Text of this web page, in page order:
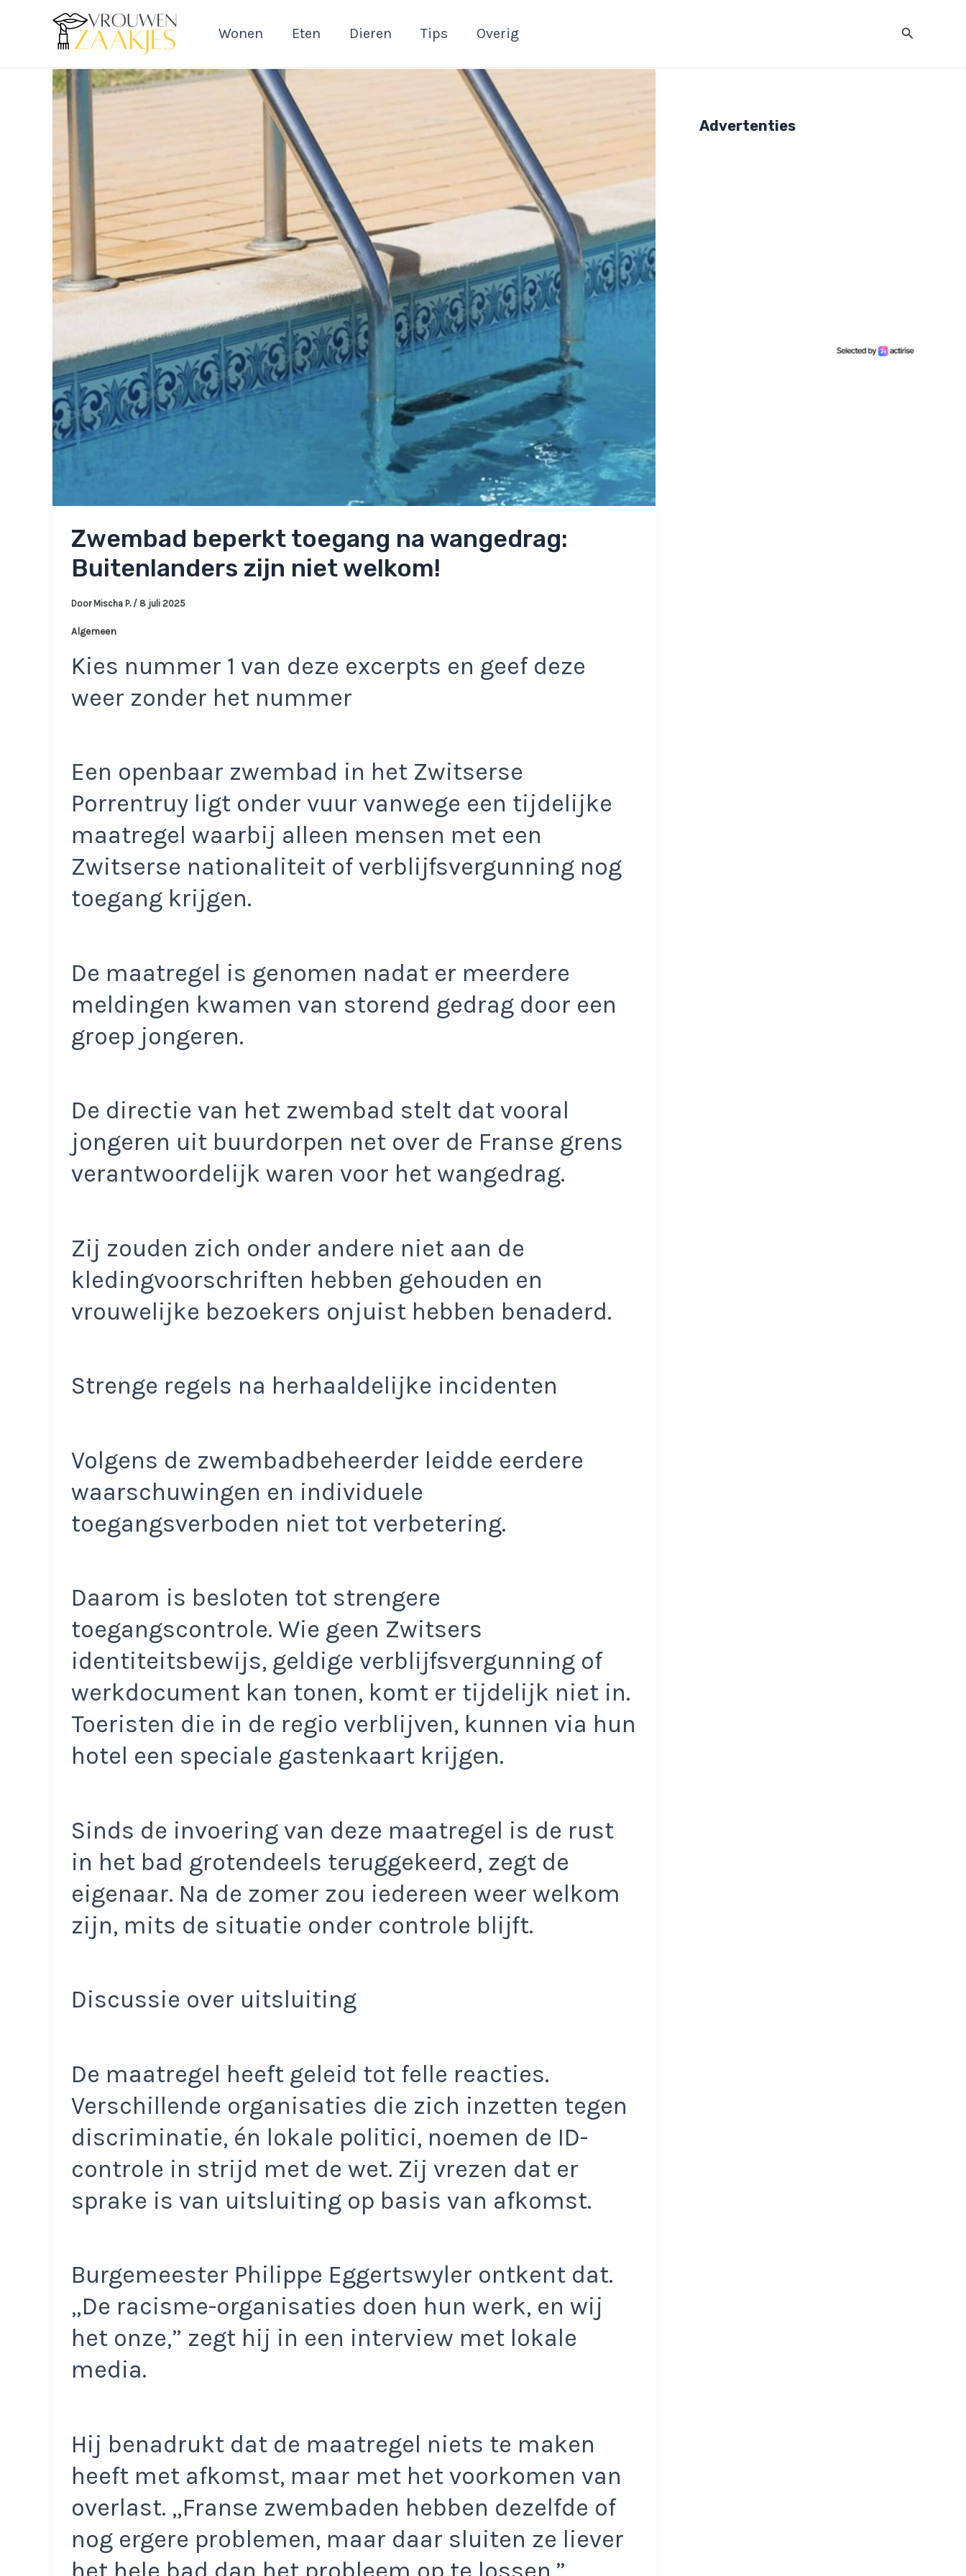
Wonen Eten Dieren Tips Overig Zoeken
Zwembad beperkt toegang na wangedrag:
Buitenlanders zijn niet welkom!
Door Mischa P. / 8 juli 2025
Algemeen
Kies nummer 1 van deze excerpts en geef deze
weer zonder het nummer
Een openbaar zwembad in het Zwitserse
Porrentruy ligt onder vuur vanwege een tijdelijke
maatregel waarbij alleen mensen met een
Zwitserse nationaliteit of verblijfsvergunning nog
toegang krijgen.
De maatregel is genomen nadat er meerdere
meldingen kwamen van storend gedrag door een
groep jongeren.
De directie van het zwembad stelt dat vooral
jongeren uit buurdorpen net over de Franse grens
verantwoordelijk waren voor het wangedrag.
Zij zouden zich onder andere niet aan de
kledingvoorschriften hebben gehouden en
vrouwelijke bezoekers onjuist hebben benaderd.
Strenge regels na herhaaldelijke incidenten
Volgens de zwembadbeheerder leidde eerdere
waarschuwingen en individuele
toegangsverboden niet tot verbetering.
Daarom is besloten tot strengere
toegangscontrole. Wie geen Zwitsers
identiteitsbewijs, geldige verblijfsvergunning of
werkdocument kan tonen, komt er tijdelijk niet in.
Toeristen die in de regio verblijven, kunnen via hun
hotel een speciale gastenkaart krijgen.
Sinds de invoering van deze maatregel is de rust
in het bad grotendeels teruggekeerd, zegt de
eigenaar. Na de zomer zou iedereen weer welkom
zijn, mits de situatie onder controle blijft.
Discussie over uitsluiting
De maatregel heeft geleid tot felle reacties.
Verschillende organisaties die zich inzetten tegen
discriminatie, én lokale politici, noemen de ID-
controle in strijd met de wet. Zij vrezen dat er
sprake is van uitsluiting op basis van afkomst.
Burgemeester Philippe Eggertswyler ontkent dat.
„De racisme-organisaties doen hun werk, en wij
het onze,” zegt hij in een interview met lokale
media.
Hij benadrukt dat de maatregel niets te maken
heeft met afkomst, maar met het voorkomen van
overlast. „Franse zwembaden hebben dezelfde of
nog ergere problemen, maar daar sluiten ze liever
Advertenties